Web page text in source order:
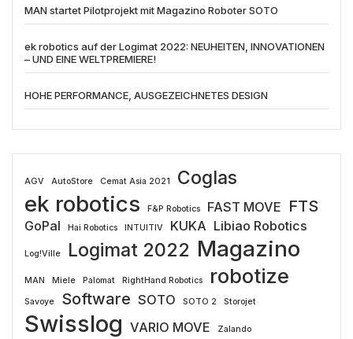
MAN startet Pilotprojekt mit Magazino Roboter SOTO
ek robotics auf der Logimat 2022: NEUHEITEN, INNOVATIONEN
– UND EINE WELTPREMIERE!
HOHE PERFORMANCE, AUSGEZEICHNETES DESIGN
AGV AutoStore Cemat Asia 2021 Coglas
ek robotics F&P Robotics FAST MOVE FTS
GoPal Hai Robotics INTUITIV KUKA Libiao Robotics
Log!Ville Logimat 2022 Magazino
MAN Miele Palomat RightHand Robotics robotize
Savoye Software SOTO SOTO 2 Storojet
Swisslog VARIO MOVE Zalando